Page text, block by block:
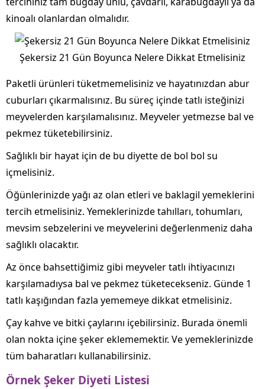
kinoalı olanlardan olmalıdır.
Şekersiz 21 Gün Boyunca Nelere Dikkat Etmelisiniz
Paketli ürünleri tüketmemelisiniz ve hayatınızdan abur
cuburları çıkarmalısınız. Bu süreç içinde tatlı isteğinizi
meyvelerden karşılamalısınız. Meyveler yetmezse bal ve
pekmez tüketebilirsiniz.
Sağlıklı bir hayat için de bu diyette de bol bol su
içmelisiniz.
Öğünlerinizde yağı az olan etleri ve baklagil yemeklerini
tercih etmelisiniz. Yemeklerinizde tahılları, tohumları,
mevsim sebzelerini ve meyvelerini değerlenmeniz daha
sağlıklı olacaktır.
Az önce bahsettiğimiz gibi meyveler tatlı ihtiyacınızı
karşılamadıysa bal ve pekmez tüketecekseniz. Günde 1
tatlı kaşığından fazla yememeye dikkat etmelisiniz.
Çay kahve ve bitki çaylarını içebilirsiniz. Burada önemli
olan nokta içine şeker eklememektir. Ve yemeklerinizde
tüm baharatları kullanabilirsiniz.
Örnek Şeker Diyeti Listesi